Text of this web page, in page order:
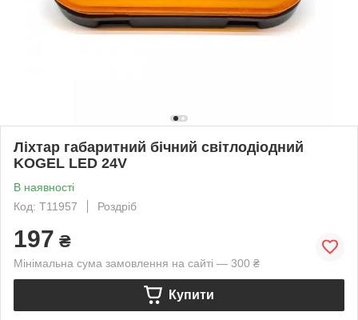
Ліхтар габаритний бічний світлодіодний
KOGEL LED 24V
В наявності
Код: T11957
Роздріб
197 ₴
Мінімальна сума замовлення на сайті — 300 ₴
Купити